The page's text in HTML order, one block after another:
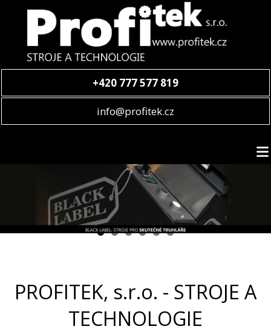
+420 777 577 819
info@profitek.cz
PROFITEK, s.r.o. - STROJE A
TECHNOLOGIE